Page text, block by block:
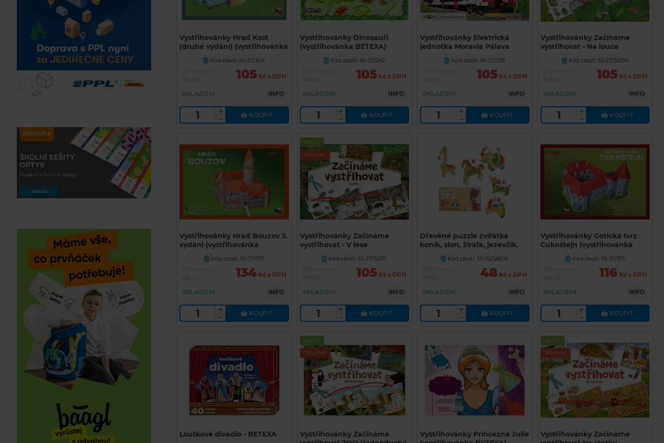
Vystřihovánky Hrad Kost
(druhé vydání) (vystřihovánka
BETEXA)
U
Kód zboží: 55-27/304
105Kč s DPH
SKLADEM INFO
KOUPIT
Vystřihovánky Dinosauři
(vystřihovánka BETEXA)
U
Kód zboží: 55-27/242
105 Kč s DPH
SKLADEM INFO
KOUPIT
Vystřihovánky Elektrická
jednotka Moravia Pálava
(jednoduchá vystřihovánka
BETEXA)
U Kód zboží: 55-27/336
105Kč s DPH
SKLADEM INFO
KOUPIT
Vystřihovánky Začínáme
vystřihovat - Na louce
(jednoduchá vystřihovánka
BETEXA)
U Kód zboží: 55-27/30310
105 Kč s DPH
SKLADEM INFO
KOUPIT
Vystřihovánky Hrad Bouzov 3.
vydání (vystřihovánka
BETEXA)
U
Kód zboží: 55-27/317
134Kč s DPH
SKLADEM INFO
KOUPIT
Akční
Novinka
Vystřihovánky Začínáme
vystřihovat - V lese
(jednoduchá vystřihovánka
BETEXA)
U
Kód zboží: 55-27/30311
105 Kč s DPH
SKLADEM INFO
KOUPIT
Dřevěné puzzle zvířátka
koník, slon, žirafa, jezevčík,
zajíc, 20x15cm
U
Kód zboží: 55-02/58616
48 Kč s DPH
SKLADEM INFO
KOUPIT
Vystřihovánky Gotická tvrz
Cuknštejn (vystřihovánka
BETEXA)
U Kód zboží: 55-27/315
116 Kč s DPH
SKLADEM INFO
KOUPIT
Loutkové divadlo - BETEXA
Akční
Novinka
Vystřihovánky Začínáme
Vystřihovánky Princezna Julie
Akční
Novinka
Vystřihovánky Začínáme